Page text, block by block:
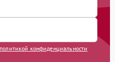
политикой конфиденциальности